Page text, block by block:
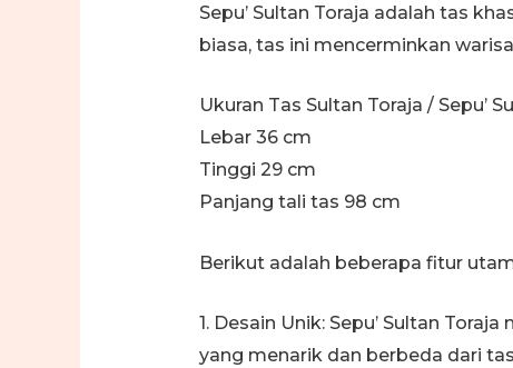
Sepu’ Sultan Toraja adalah tas
biasa, tas ini mencerminkan
Ukuran Tas Sultan Toraja / Sepu’
Lebar 36 cm
Tinggi 29 cm
Panjang tali tas 98 cm
Berikut adalah beberapa fitur
1. Desain Unik: Sepu’ Sultan
yang menarik dan berbeda dari